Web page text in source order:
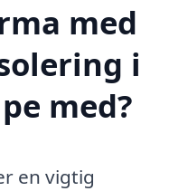
med
i
med?
en vigtig